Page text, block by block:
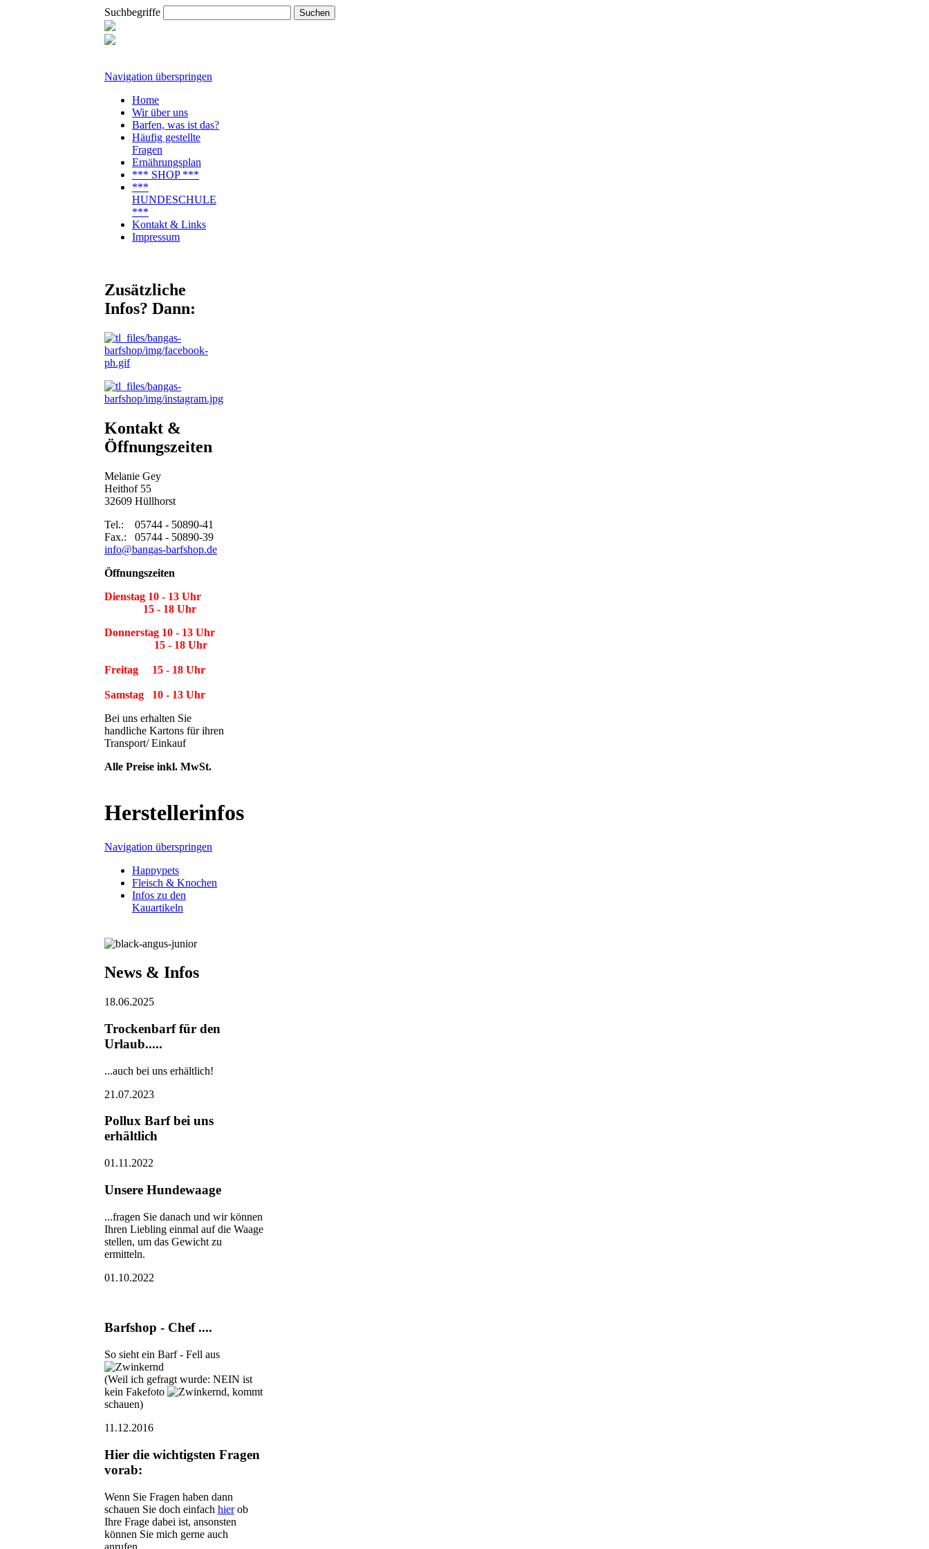
Suchbegriffe
Navigation überspringen
Home
Wir über uns
Barfen, was ist das?
Häufig gestellte
Fragen
Ernährungsplan
*** SHOP ***
***
HUNDESCHULE
***
Kontakt & Links
Impressum
Zusätzliche
Infos? Dann:
Kontakt &
Öffnungszeiten
Melanie Gey
Heithof 55
32609 Hüllhorst
Tel.: 05744 - 50890-41
Fax.: 05744 - 50890-39
info@bangas-barfshop.de
Öffnungszeiten
Dienstag 10 - 13 Uhr
15 - 18 Uhr
Donnerstag 10 - 13 Uhr
15 - 18 Uhr
Freitag 15 - 18 Uhr
Samstag 10 - 13 Uhr
Bei uns erhalten Sie
handliche Kartons für ihren
Transport/ Einkauf
Alle Preise inkl. MwSt.
Herstellerinfos
Navigation überspringen
Happypets
Fleisch & Knochen
Infos zu den
Kauartikeln
News & Infos
18.06.2025
Trockenbarf für den
Urlaub.....
...auch bei uns erhältlich!
21.07.2023
Pollux Barf bei uns
erhältlich
01.11.2022
Unsere Hundewaage
...fragen Sie danach und wir können
Ihren Liebling einmal auf die Waage
stellen, um das Gewicht zu
ermitteln.
01.10.2022
Barfshop - Chef ....
So sieht ein Barf - Fell aus
(Weil ich gefragt wurde: NEIN ist
kein Fakefoto
, kommt
schauen)
11.12.2016
Hier die wichtigsten Fragen
vorab:
Wenn Sie Fragen haben dann
schauen Sie doch einfach hierob
Ihre Frage dabei ist, ansonsten
können Sie mich gerne auch
anrufen.